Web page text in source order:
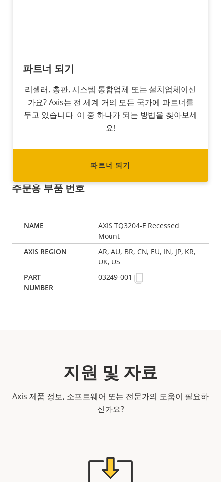
파트너 되기
리셀러, 총판, 시스템 통합업체 또는 설치업체이신
가요? Axis는 전 세계 거의 모든 국가에 파트너를
두고 있습니다. 이 중 하나가 되는 방법을 찾아보세
요!
파트너 되기
주문용 부품 번호
AXIS TQ3204-E Recessed
Mount
AR, AU, BR, CN, EU, IN, JP, KR,
UK, US
03249-001
지원 및 자료
Axis 제품 정보, 소프트웨어 또는 전문가의 도움이 필요하
신가요?